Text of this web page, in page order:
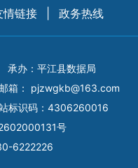
情链接 政务热线
承办：平江县数据局
箱： pjzwgkb@163.com
标识码：4306260016
号
6222226